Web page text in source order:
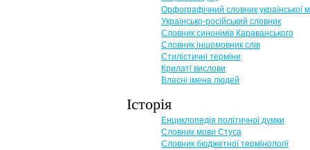
Орфографічний словник української
Українсько-російський словник
Словник синонімів Караванського
Словник іншомовник слів
Стилістичні терміни
Крилаті вислови
Власні імена людей
Історія
Енциклопедія політичної думки
Словник мови Стуса
Словник бюджетної термінології